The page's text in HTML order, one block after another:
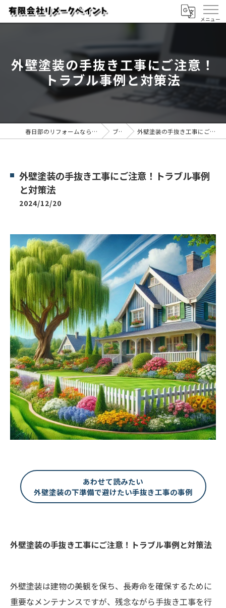
外壁塗装の手抜き工事にご注意！
トラブル事例と対策法
春日部のリフォームなら有限会社リメークペイント ブログ 外壁塗装の手抜き工事にご注意！トラブル事例と対策法
外壁塗装の手抜き工事にご注意！トラブル事例
と対策法
2024/12/20
あわせて読みたい
外壁塗装の下準備で避けたい手抜き工事の事例
外壁塗装の手抜き工事にご注意！トラブル事例と対策法
外壁塗装は建物の美観を保ち、長寿命を確保するために
重要なメンテナンスですが、残念ながら手抜き工事を行